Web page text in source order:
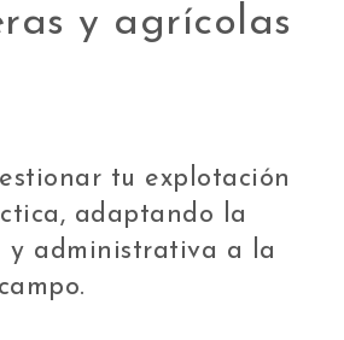
y agrícolas
tu explotación
adaptando la
y administrativa a la